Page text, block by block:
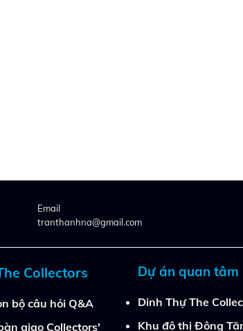
Email
tranthanhna@gmail.com
Collectors
bộ câu hỏi Q&A
giao Collectors'
Dự án quan tâm
Dinh Thự The
Khu đô thị Đông